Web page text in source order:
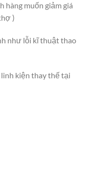
hàng muốn giảm giá
)
như lỗi kĩ thuật thao
kiện thay thế tại